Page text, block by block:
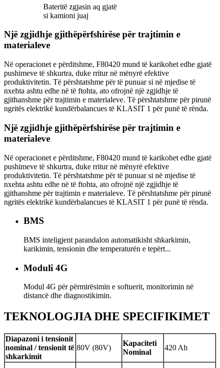
Bateritë zgjasin aq gjatë
si kamioni juaj
Një zgjidhje gjithëpërfshirëse për trajtimin e
materialeve
Në operacionet e përditshme, F80420 mund të karikohet edhe gjatë
pushimeve të shkurtra, duke rritur në mënyrë efektive
produktivitetin. Të përshtatshme për të punuar si në mjedise të
nxehta ashtu edhe në të ftohta, ato ofrojnë një zgjidhje të
gjithanshme për trajtimin e materialeve. Të përshtatshme për pirunë
ngritës elektrikë kundërbalancues të KLASIT 1 për punë të rënda.
Një zgjidhje gjithëpërfshirëse për trajtimin e
materialeve
Në operacionet e përditshme, F80420 mund të karikohet edhe gjatë
pushimeve të shkurtra, duke rritur në mënyrë efektive
produktivitetin. Të përshtatshme për të punuar si në mjedise të
nxehta ashtu edhe në të ftohta, ato ofrojnë një zgjidhje të
gjithanshme për trajtimin e materialeve. Të përshtatshme për pirunë
ngritës elektrikë kundërbalancues të KLASIT 1 për punë të rënda.
BMS
BMS inteligjent parandalon automatikisht shkarkimin,
karikimin, tensionin dhe temperaturën e tepërt...
Moduli 4G
Modul 4G për përmirësimin e softuerit, monitorimin në
distancë dhe diagnostikimin.
TEKNOLOGJIA DHE SPECIFIKIMET
Diapazoni i tensionit
nominal / tensionit të
shkarkimit
80V (80V)
Kapaciteti
Nominal
420 Ah